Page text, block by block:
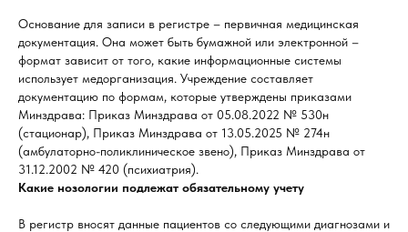
Основание для записи в регистре – первичная медицинская
документация. Она может быть бумажной или электронной –
формат зависит от того, какие информационные системы
использует медорганизация. Учреждение составляет
документацию по формам, которые утверждены приказами
Минздрава: Приказ Минздрава от 05.08.2022 № 530н
(стационар), Приказ Минздрава от 13.05.2025 № 274н
(амбулаторно-поликлиническое звено), Приказ Минздрава от
31.12.2002 № 420 (психиатрия).
Какие нозологии подлежат обязательному учету
В регистр вносят данные пациентов со следующими диагнозами и